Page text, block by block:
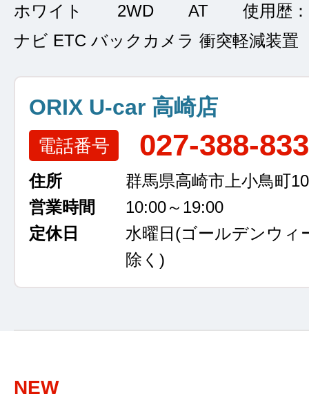
ホワイト 2WD AT
使用歴
ナビ ETC バックカメラ 衝突軽減装置
ORIX U-car 高崎店
電話番号 027-388-
住所
群馬県高崎市上小鳥町
営業時間
10:00～19:00
定休日
水曜日 (ゴールデンウィ
除く)
NEW